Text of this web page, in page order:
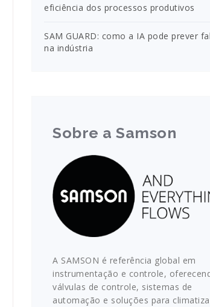
eficiência dos processos produtivos
SAM GUARD: como a IA pode prever
na indústria
Sobre a Samson
A SAMSON é referência global em
instrumentação e controle,
válvulas de controle, sistemas de
automação e soluções para